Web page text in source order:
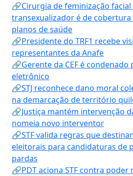
🔗Cirurgia de feminização
transexualizador é de
planos de saúde
🔗Presidente do TRF1 recebe
representantes da Anafe
🔗Gerente da CEF é condenado
eletrônico
🔗STJ reconhece dano moral
na demarcação de território
🔗Justiça mantém intervenção
nomeia novo interventor
🔗STF valida regras que
eleitorais para candidaturas de
pardas
🔗PDT aciona STF contra